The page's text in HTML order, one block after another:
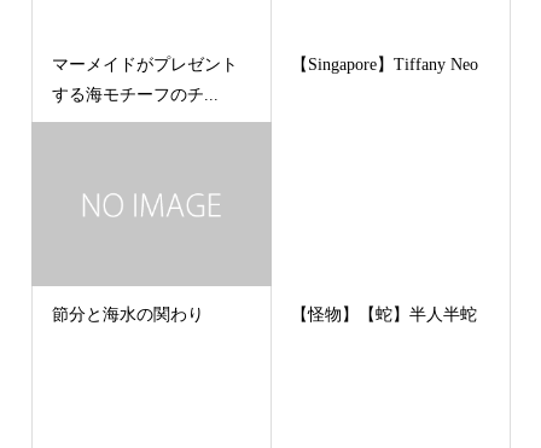
マーメイドがプレゼント
する海モチーフのチ...
【Singapore】Tiffany Neo
節分と海水の関わり 【怪物】【蛇】半人半蛇